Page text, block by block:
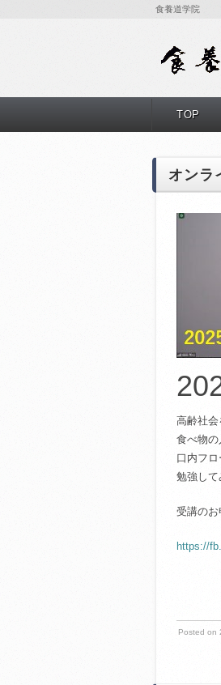
食養道学院
TOP
オンラ
高齢社会
食べ物の
口内フ
勉強して
受講のお
https://
Posted on